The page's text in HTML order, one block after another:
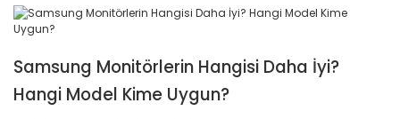
Samsung Monitörlerin Hangisi Daha İyi?
Hangi Model Kime Uygun?